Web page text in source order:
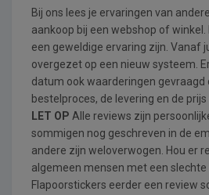
Bij ons lees je ervaringen van
aankoop bij een webshop of
een geweldige ervaring zijn. Vanaf
overgezet op een nieuw systeem.
datum ook waarderingen gevraagd
bestelproces, de levering en de prijs
LET OP Alle reviews zijn
sommigen nog geschreven in de
andere zijn weloverwogen. Hou er
algemeen mensen met een
Flapoorstickers eerder een review